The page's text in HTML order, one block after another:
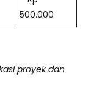
500.000
proyek dan